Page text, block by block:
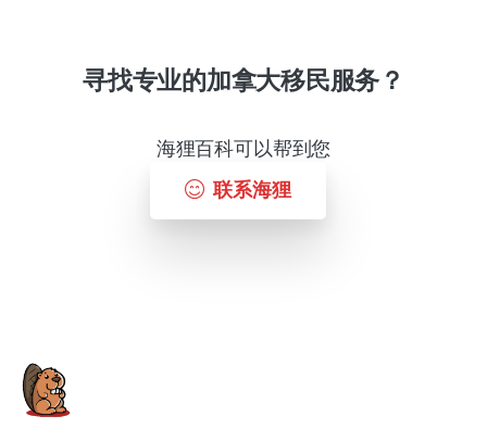
寻找专业的加拿大移民服务？
海狸百科可以帮到您
联系海狸